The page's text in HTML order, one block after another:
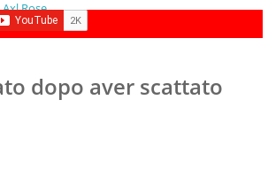
dopo aver scattato